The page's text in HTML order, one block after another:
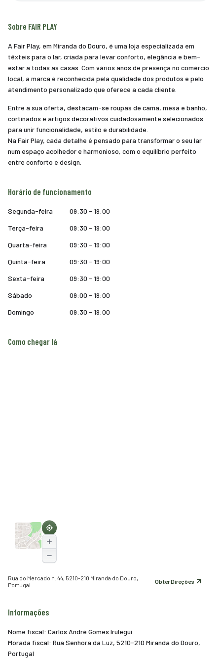
Sobre FAIR PLAY
A Fair Play, em Miranda do Douro, é uma loja especializada em
têxteis para o lar, criada para levar conforto, elegância e bem-
estar a todas as casas. Com vários anos de presença no comércio
local, a marca é reconhecida pela qualidade dos produtos e pelo
atendimento personalizado que oferece a cada cliente.
Entre a sua oferta, destacam-se roupas de cama, mesa e banho,
cortinados e artigos decorativos cuidadosamente selecionados
para unir funcionalidade, estilo e durabilidade.
Na Fair Play, cada detalhe é pensado para transformar o seu lar
num espaço acolhedor e harmonioso, com o equilíbrio perfeito
entre conforto e design.
Horário de funcionamento
Segunda-feira
09:30 - 19:00
Terça-feira
09:30 - 19:00
Quarta-feira
09:30 - 19:00
Quinta-feira
09:30 - 19:00
Sexta-feira
09:30 - 19:00
Sábado
09:00 - 19:00
Domingo
09:30 - 19:00
Como chegar lá
Rua do Mercado n. 44, 5210-210 Miranda do Douro,
Portugal
Obter Direções
Informações
Nome fiscal: Carlos André Gomes Irulegui
Morada fiscal: Rua Senhora da Luz, 5210-210 Miranda do Douro,
Portugal